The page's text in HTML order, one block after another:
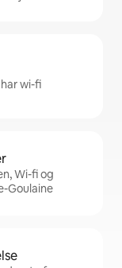
wi-fi
Wi-fi og
Goulaine